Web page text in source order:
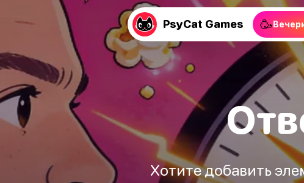
PsyCat Games 🥳
Хотите добавить